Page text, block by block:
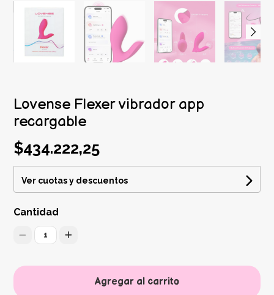
Lovense Flexer vibrador app
recargable
$434.222,25
Ver cuotas y descuentos
Cantidad
1
Agregar al carrito